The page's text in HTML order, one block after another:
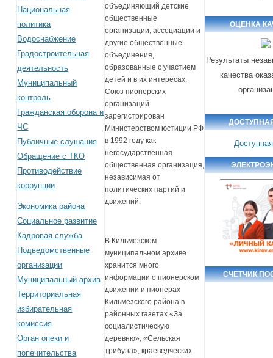
Национальная
политика
Водоснабжение
Градостроительная
деятельность
Муниципальный
контроль
Гражданская оборона и
ЧС
Публичные слушания
Обращение с ТКО
Противодействие
коррупции
Экономика района
Социальное развитие
Кадровая служба
Подведомственные
организации
Муниципальный архив
Территориальная
избирательная
комиссия
Орган опеки и
попечительства
объединяющий детские
общественные
организации, ассоциации и
другие общественные
объединения,
образованные с участием
детей и в их интересах.
Союз пионерских
организаций
зарегистрирован
Министерством юстиции РФ
в 1992 году как
негосударственная
общественная организация,
независимая от
политических партий и
движений.
В Кильмезском
муниципальном архиве
хранится много
информации о пионерском
движении и пионерах
Кильмезского района в
районных газетах «За
социалистическую
деревню», «Сельская
трибуна», краеведческих
ОЦЕНКА
Результаты
качества
СЧЕТЧИК